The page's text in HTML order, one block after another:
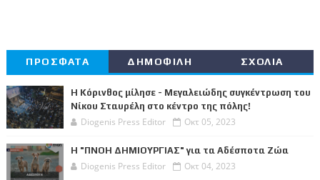
ΠΡΟΣΦΑΤΑ ΔΗΜΟΦΙΛΗ ΣΧΟΛΙΑ
Η Κόρινθος μίλησε - Μεγαλειώδης συγκέντρωση του
Νίκου Σταυρέλη στο κέντρο της πόλης!
Diogenis Press Editor Οκτ 05, 2023
Η "ΠΝΟΗ ΔΗΜΙΟΥΡΓΙΑΣ" για τα Αδέσποτα Ζώα
Diogenis Press Editor Οκτ 04, 2023